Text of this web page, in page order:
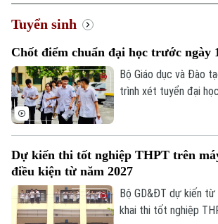
Xã hội
An ninh trật tự
Công nghệ
Người Hà Nội
Khoảnh khắc Hà Nội
Ẩm thực
Tin tức
Quân sự
Hồ sơ
Tin tức
Cafe sáng
Doanh nghiệp
Nhà đất
Tin tức
Đầu tư
Đất đai
Tàu và Xe
Ô tô
Tàu
Xe máy
Giáo dục
Tin tức
Văn hóa
Tuyển sinh
Chốt điểm chuẩn đại học trước ngày
Bộ Giáo dục và Đào
trình xét tuyển đại
danh sách thí sinh
công bố điểm chuẩn
13/8.
Dự kiến thi tốt nghiệp THPT trên
điều kiện từ năm 2027
Bộ GD&ĐT dự kiến
khai thi tốt nghiệp